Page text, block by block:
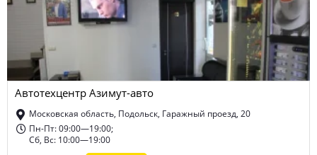
Автотехцентр Азимут-авто
Московская область, Подольск, Гаражный проезд, 20
Пн-Пт: 09:00—19:00;
Сб, Вс: 10:00—19:00